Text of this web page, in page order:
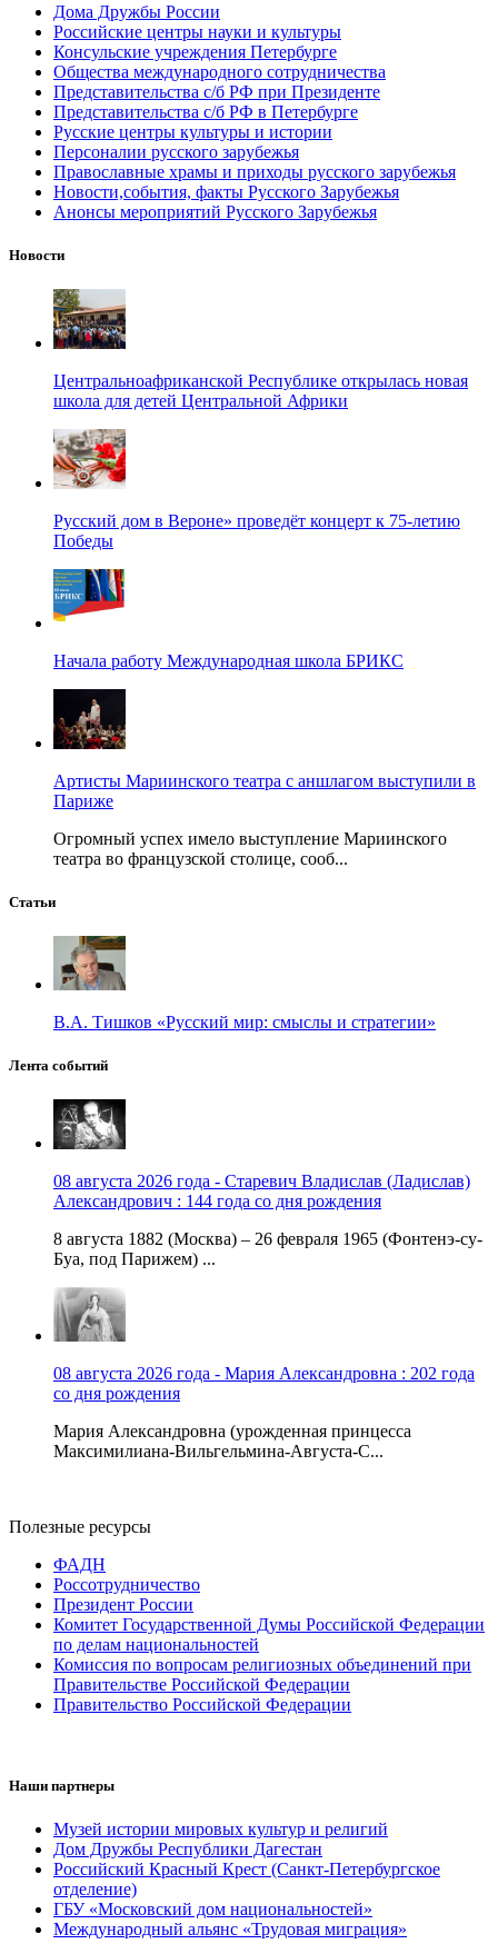
Дома Дружбы России
Российские центры науки и культуры
Консульские учреждения Петербурге
Общества международного сотрудничества
Представительства с/б РФ при Президенте
Представительства с/б РФ в Петербурге
Русские центры культуры и истории
Персоналии русского зарубежья
Православные храмы и приходы русского зарубежья
Новости,события, факты Русского Зарубежья
Анонсы мероприятий Русского Зарубежья
Новости
Центральноафриканской Республике открылась новая
школа для детей Центральной Африки
Русский дом в Вероне» проведёт концерт к 75-летию
Победы
Начала работу Международная школа БРИКС
Артисты Мариинского театра с аншлагом выступили в
Париже
Огромный успех имело выступление Мариинского
театра во французской столице, сооб...
Статьи
В.А. Тишков «Русский мир: смыслы и стратегии»
Лента событий
08 августа 2026 года - Старевич Владислав (Ладислав)
Александрович : 144 года со дня рождения
8 августа 1882 (Москва) – 26 февраля 1965 (Фонтенэ-су-
Буа, под Парижем) ...
08 августа 2026 года - Мария Александровна : 202 года
со дня рождения
Мария Александровна (урожденная принцесса
Максимилиана-Вильгельмина-Августа-С...
Полезные ресурсы
ФАДН
Россотрудничество
Президент России
Комитет Государственной Думы Российской Федерации
по делам национальностей
Комиссия по вопросам религиозных объединений при
Правительстве Российской Федерации
Правительство Российской Федерации
Наши партнеры
Музей истории мировых культур и религий
Дом Дружбы Республики Дагестан
Российский Красный Крест (Санкт-Петербургское
отделение)
ГБУ «Московский дом национальностей»
Международный альянс «Трудовая миграция»